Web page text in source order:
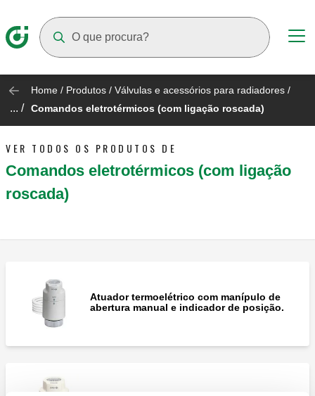
Home / Produtos / Válvulas e acessórios para radiadores /
... / Comandos eletrotérmicos (com ligação roscada)
VER TODOS OS PRODUTOS DE
Comandos eletrotérmicos (com ligação
roscada)
Atuador termoelétrico com manípulo de
abertura manual e indicador de posição.